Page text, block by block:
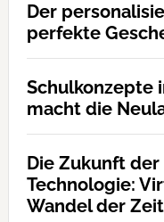
Der
perfekte
Schulkonzepte
macht die
Die Zukunft
Technologie:
Wandel der Zeit